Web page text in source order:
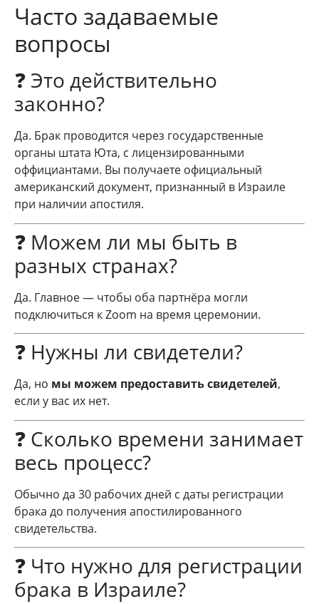
Часто задаваемые
вопросы
❓ Это действительно
законно?
Да. Брак проводится через государственные
органы штата Юта, с лицензированными
оффициантами. Вы получаете официальный
американский документ, признанный в Израиле
при наличии апостиля.
❓ Можем ли мы быть в
разных странах?
Да. Главное — чтобы оба партнёра могли
подключиться к Zoom на время церемонии.
❓ Нужны ли свидетели?
Да, но мы можем предоставить свидетелей,
если у вас их нет.
❓ Сколько времени занимает
весь процесс?
Обычно да 30 рабочих дней с даты регистрации
брака до получения апостилированного
свидетельства.
❓ Что нужно для регистрации
брака в Израиле?